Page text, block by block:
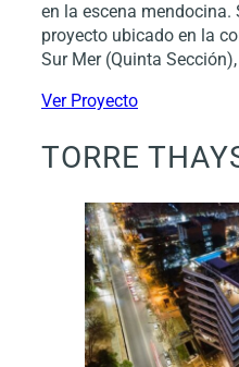
en la escena mendocina.
proyecto ubicado en la
Sur Mer (Quinta
Ver Proyecto
TORRE